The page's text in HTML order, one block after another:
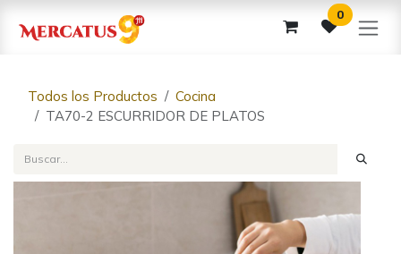
0
Todos los Productos
Cocina
TA70-2 ESCURRIDOR DE PLATOS